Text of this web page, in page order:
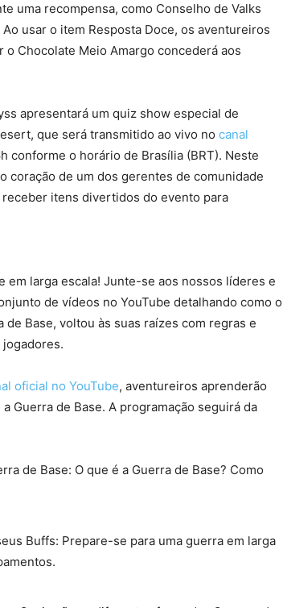
uma recompensa, como Conselho de Valks
usar o item Resposta Doce, os aventureiros
Chocolate Meio Amargo concederá aos
apresentará um quiz show especial de
que será transmitido ao vivo no canal
conforme o horário de Brasília (BRT). Neste
coração de um dos gerentes de comunidade
itens divertidos do evento para
em larga escala! Junte-se aos nossos líderes e
de vídeos no YouTube detalhando como o
de Base, voltou às suas raízes com regras e
oficial no YouTube, aventureiros aprenderão
Guerra de Base. A programação seguirá da
de Base: O que é a Guerra de Base? Como
Buffs: Prepare-se para uma guerra em larga